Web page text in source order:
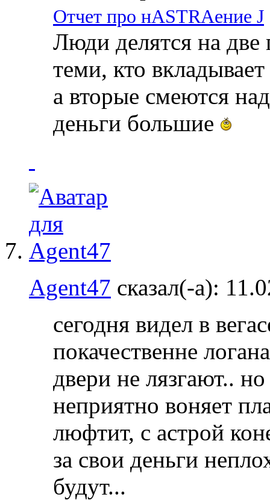
Отчет про нASTRAение J
Люди делятся на
теми, кто
а вторые смеются
деньги большие
Agent47 сказал(-а):
сегодня видел в
покачественне
двери не лязгают..
неприятно воняет
люфтит, с астрой
за свои деньги
будут...